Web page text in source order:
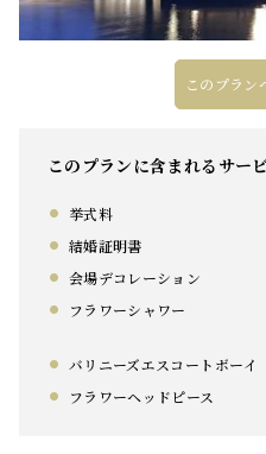
このプラン
このプランに含まれるサー
挙式料
結婚証明書
会場デコレーション
フラワーシャワー
バリニーズエスコートボーイ
フラワーヘッドピース